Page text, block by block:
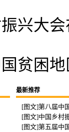
兴大
贫困
最新推荐
[图文]第八届中
[图文]中国乡村
[图文]第五届中